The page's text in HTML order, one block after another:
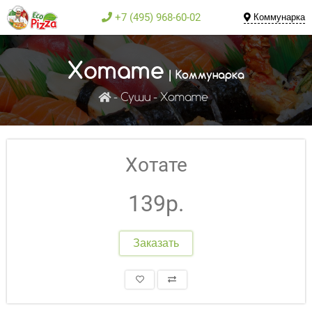
+7 (495) 968-60-02 Коммунарка
Хотате | Коммунарка
Суши Хотате
Хотате
139р.
Заказать